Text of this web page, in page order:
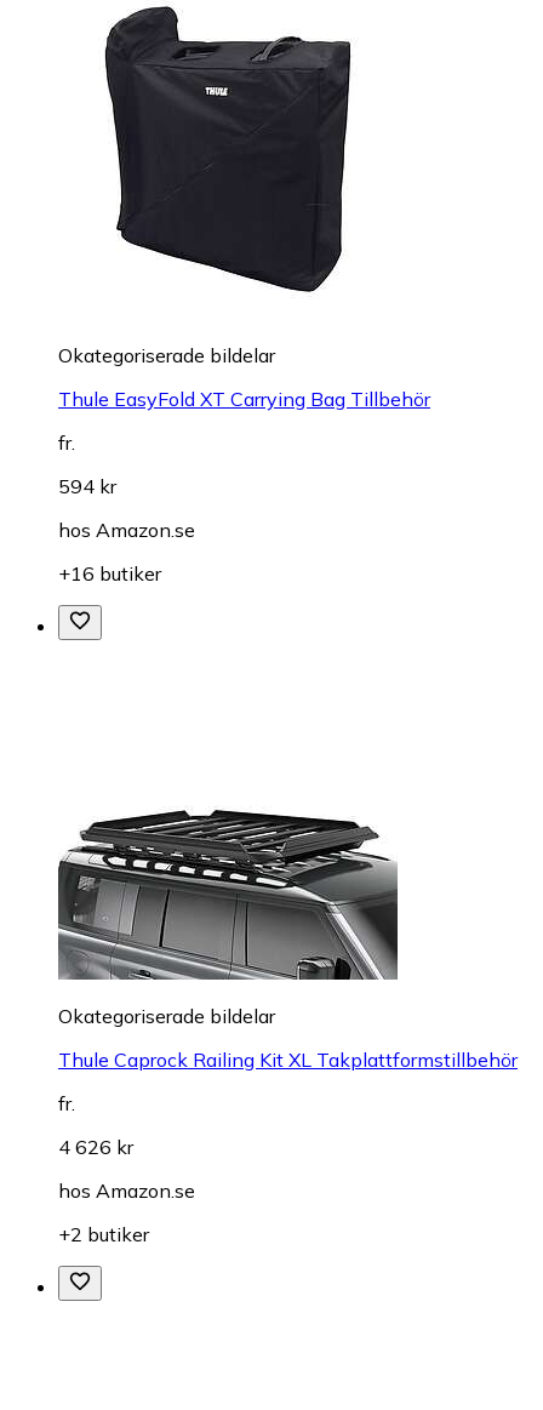
Okategoriserade bildelar
Thule EasyFold XT Carrying Bag Tillbehör
fr.
594 kr
hos Amazon.se
+16 butiker
Okategoriserade bildelar
Thule Caprock Railing Kit XL Takplattformstillbehör
fr.
4 626 kr
hos Amazon.se
+2 butiker